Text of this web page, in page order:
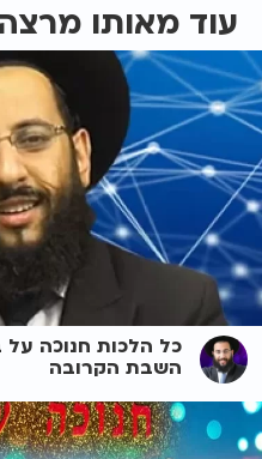
עוד מאותו מרצה
כל הלכות חנוכה
השבת הקרובה